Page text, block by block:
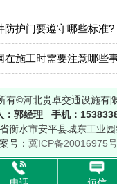
防护门要遵守哪些标准?
在施工时需要注意哪些
有©河北贵卓交通设施有
：郭经理 手机：
衡水市安平县城东工业
号： 冀ICP备20016975